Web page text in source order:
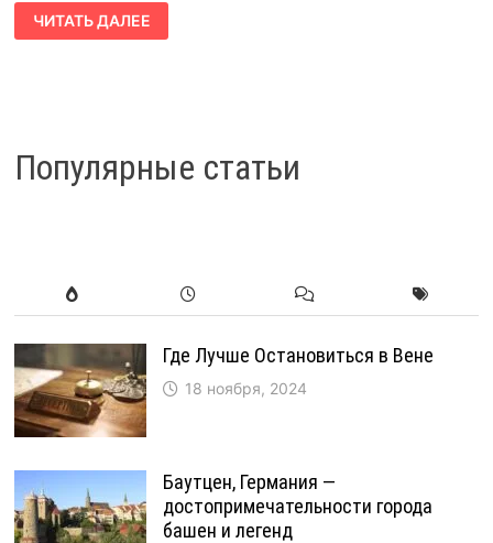
ОТДЫХ
НА
МОРЕ
ЧИТАТЬ ДАЛЕЕ
Популярные статьи
Где Лучше Остановиться в Вене
18 ноября, 2024
Баутцен, Германия —
достопримечательности города
башен и легенд